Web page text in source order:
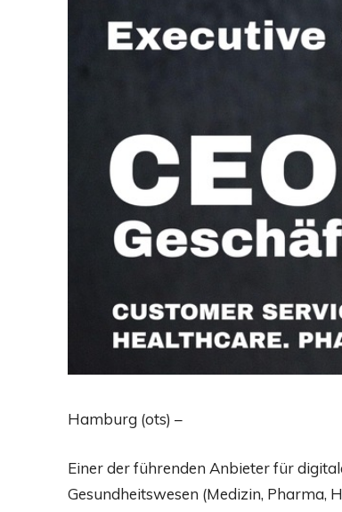
Hamburg (ots) –
Einer der führenden Anbieter für
Gesundheitswesen (Medizin, Pharma,